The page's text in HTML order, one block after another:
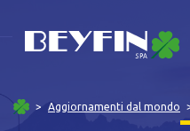
Aggiornamenti dal mondo